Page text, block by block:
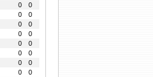
0
0
0
0
0
0
0
0
0
0
0
0
0
0
0
0